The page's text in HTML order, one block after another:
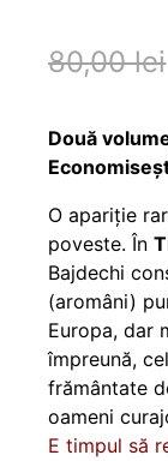
80,00lei
Două
O apariție
poveste. În
Bajdechi
(aromâni)
Europa, dar
împreună,
frământate
oameni
E timpul să